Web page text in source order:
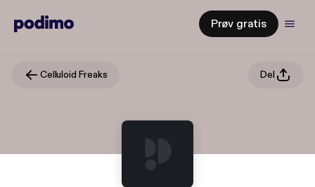
Prøv gratis
Celluloid Freaks Del